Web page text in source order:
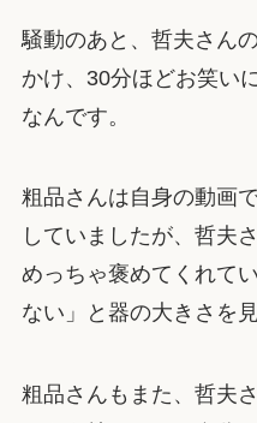
騒動のあと、哲夫さん
かけ、30分ほどお笑い
なんです。
粗品さんは自身の動画
していましたが、哲夫
めっちゃ褒めてくれて
ない」と器の大きさを
粗品さんもまた、哲夫